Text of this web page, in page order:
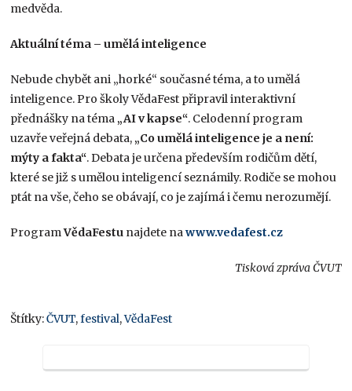
medvěda.
Aktuální téma – umělá inteligence
Nebude chybět ani „horké“ současné téma, a to umělá
inteligence. Pro školy VědaFest připravil interaktivní
přednášky na téma „AI v kapse“. Celodenní program
uzavře veřejná debata, „Co umělá inteligence je a není:
mýty a fakta“. Debata je určena především rodičům dětí,
které se již s umělou inteligencí seznámily. Rodiče se mohou
ptát na vše, čeho se obávají, co je zajímá i čemu nerozumějí.
ProgramVědaFestu najdete nawww.vedafest.cz
Tisková zpráva ČVUT
Štítky:ČVUT,festival,VědaFest